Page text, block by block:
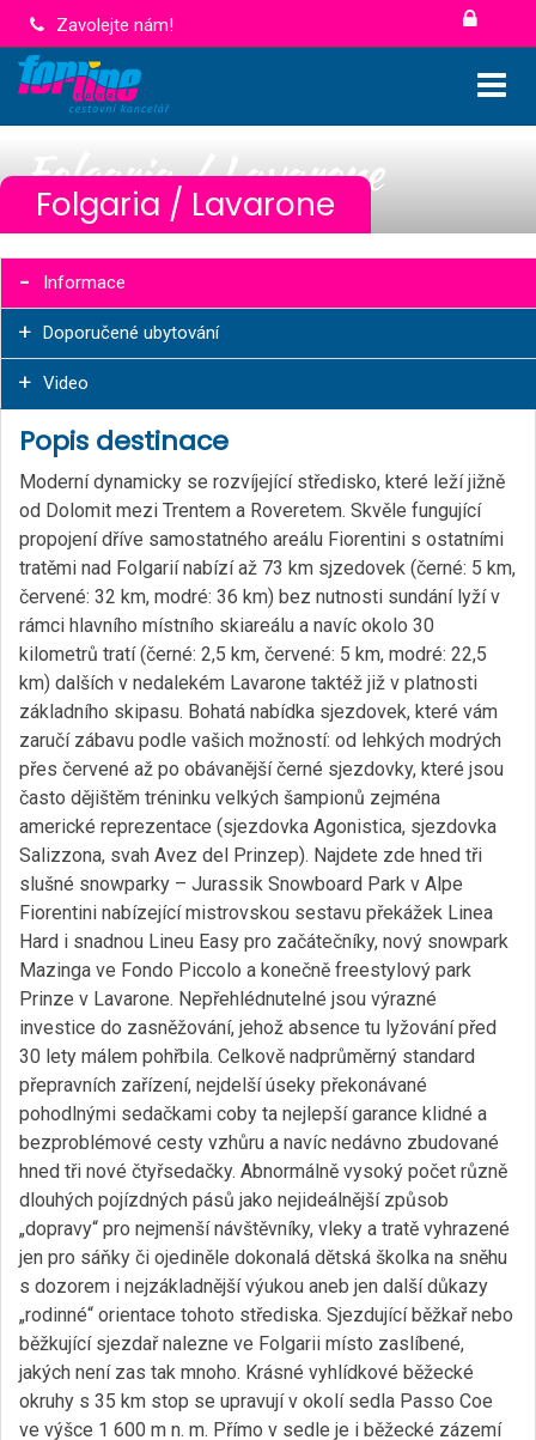
Zavolejte nám!
Folgaria / Lavarone
Folgaria / Lavarone
Informace
Doporučené ubytování
Video
Popis destinace
Moderní dynamicky se rozvíjející středisko, které leží jižně
od Dolomit mezi Trentem a Roveretem. Skvěle fungující
propojení dříve samostatného areálu Fiorentini s ostatními
tratěmi nad Folgarií nabízí až 73 km sjzedovek (černé: 5 km,
červené: 32 km, modré: 36 km) bez nutnosti sundání lyží v
rámci hlavního místního skiareálu a navíc okolo 30
kilometrů tratí (černé: 2,5 km, červené: 5 km, modré: 22,5
km) dalších v nedalekém Lavarone taktéž již v platnosti
základního skipasu. Bohatá nabídka sjezdovek, které vám
zaručí zábavu podle vašich možností: od lehkých modrých
přes červené až po obávanější černé sjezdovky, které jsou
často dějištěm tréninku velkých šampionů zejména
americké reprezentace (sjezdovka Agonistica, sjezdovka
Salizzona, svah Avez del Prinzep). Najdete zde hned tři
slušné snowparky – Jurassik Snowboard Park v Alpe
Fiorentini nabízející mistrovskou sestavu překážek Linea
Hard i snadnou Lineu Easy pro začátečníky, nový snowpark
Mazinga ve Fondo Piccolo a konečně freestylový park
Prinze v Lavarone. Nepřehlédnutelné jsou výrazné
investice do zasněžování, jehož absence tu lyžování před
30 lety málem pohřbila. Celkově nadprůměrný standard
přepravních zařízení, nejdelší úseky překonávané
pohodlnými sedačkami coby ta nejlepší garance klidné a
bezproblémové cesty vzhůru a navíc nedávno zbudované
hned tři nové čtyřsedačky. Abnormálně vysoký počet různě
dlouhých pojízdných pásů jako nejideálnější způsob
„dopravy“ pro nejmenší návštěvníky, vleky a tratě vyhrazené
jen pro sáňky či ojediněle dokonalá dětská školka na sněhu
s dozorem i nejzákladnější výukou aneb jen další důkazy
„rodinné“ orientace tohoto střediska. Sjezdující běžkař nebo
běžkující sjezdař nalezne ve Folgarii místo zaslíbené,
jakých není zas tak mnoho. Krásné vyhlídkové běžecké
okruhy s 35 km stop se upravují v okolí sedla Passo Coe
ve výšce 1 600 m n. m. Přímo v sedle je i běžecké zázemí